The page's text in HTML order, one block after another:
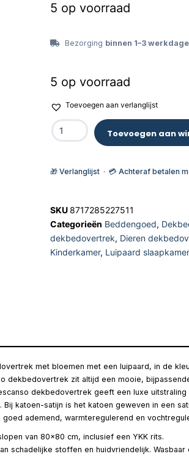
5 op voorraad
Bezorging binnen 1–3
5 op voorraad
Toevoegen aan verlanglijst
Toevoegen aan
🎁 Verlanglijst · 💳 Achteraf betalen
SKU8717285227511
Categorieën Beddengoed,
dekbedovertrek, Dieren
Kinderkamer, Luipaard slaapkamer
met bloemen met een luipaard, in de
dekbedovertrek zit altijd een mooie,
dekbedovertrek geeft een luxe uitstraling
katoen-satijn is het katoen geweven in een
ademend, warmteregulerend en
van 80×80 cm, inclusief een YKK rits.
schadelijke stoffen en huidvriendelijk.